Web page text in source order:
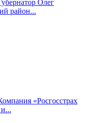
Олег
район...
«Росгосстрах